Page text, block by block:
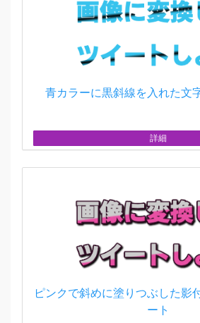
青カラーに黒斜線を入れた文
詳細
ピンクで斜めに塗りつぶした影
ート